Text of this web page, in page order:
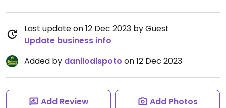
Last update on 12 Dec 2023 by Guest
Update business info
Added by danilodispoto on 12 Dec 2023
Add Review Add Photos